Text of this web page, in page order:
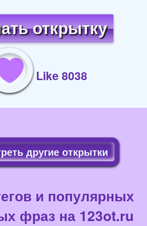
открытку
Like 8038
другие открытки
и популярных
фраз на 123ot.ru